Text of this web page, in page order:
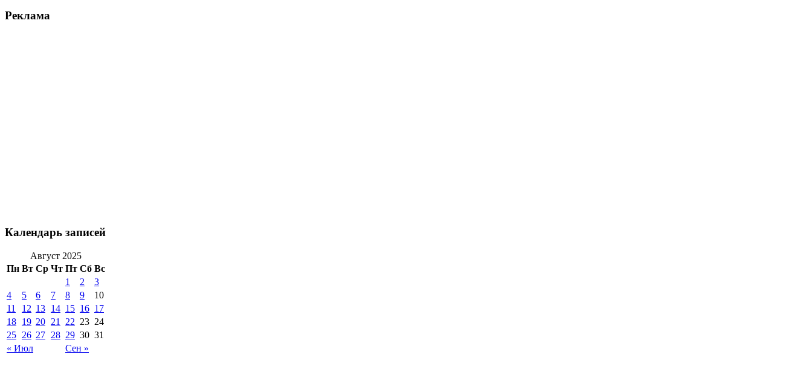
Реклама
Календарь записей
Август 2025
Пн Вт Ср Чт Пт Сб Вс
« Июл Сен »
1 2
3
4
5 6 7 8 9
10
11
12 13 14 15 16 17
18 19 20 21 22 23 24
25 26 27 28 29 30 31